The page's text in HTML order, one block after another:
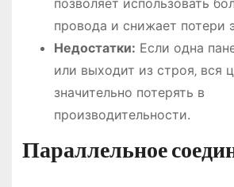
провода и снижает потери
Недостатки: Если одна
или выходит из строя‚ вся
значительно потерять в
производительности.
Параллельное